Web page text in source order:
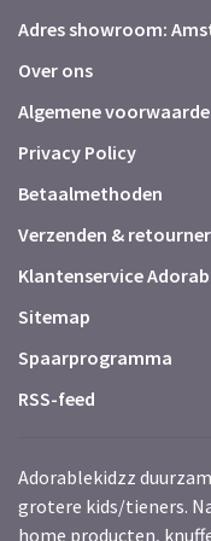
Adres showroom:
Over ons
Algemene
Privacy Policy
Betaalmethoden
Verzenden &
Klantenservice
Sitemap
Spaarprogramma
RSS-feed
Adorablekidzz
grotere kids/tieners.
home producten,